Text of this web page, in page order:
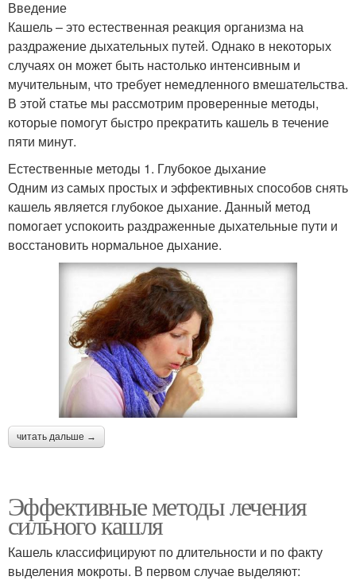
Введение
Кашель – это естественная реакция организма на
раздражение дыхательных путей. Однако в некоторых
случаях он может быть настолько интенсивным и
мучительным, что требует немедленного вмешательства.
В этой статье мы рассмотрим проверенные методы,
которые помогут быстро прекратить кашель в течение
пяти минут.
Естественные методы 1. Глубокое дыхание
Одним из самых простых и эффективных способов снять
кашель является глубокое дыхание. Данный метод
помогает успокоить раздраженные дыхательные пути и
восстановить нормальное дыхание.
читать дальше →
Эффективные методы лечения
сильного кашля
Кашель классифицируют по длительности и по факту
выделения мокроты. В первом случае выделяют: